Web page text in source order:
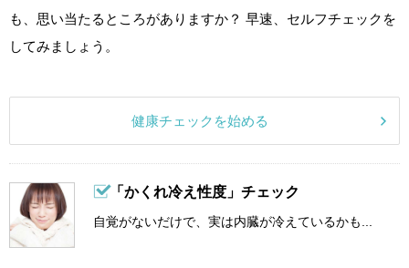
も、思い当たるところがありますか？ 早速、セルフチェックを
してみましょう。
健康チェックを始める
「かくれ冷え性度」チェック
自覚がないだけで、実は内臓が冷えているかも...